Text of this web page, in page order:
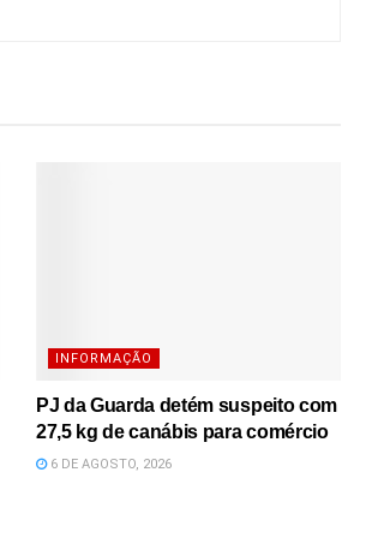
INFORMAÇÃO
PJ da Guarda detém suspeito com
27,5 kg de canábis para comércio
6 DE AGOSTO, 2026